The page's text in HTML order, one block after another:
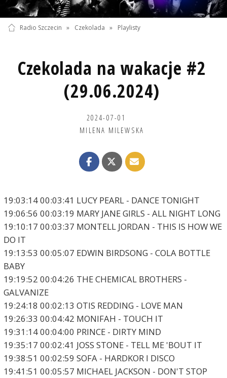
Radio Szczecin » Czekolada » Playlisty
Czekolada na wakacje #2
(29.06.2024)
2024-07-01
MILENA MILEWSKA
19:03:14 00:03:41 LUCY PEARL - DANCE TONIGHT
19:06:56 00:03:19 MARY JANE GIRLS - ALL NIGHT LONG
19:10:17 00:03:37 MONTELL JORDAN - THIS IS HOW WE
DO IT
19:13:53 00:05:07 EDWIN BIRDSONG - COLA BOTTLE
BABY
19:19:52 00:04:26 THE CHEMICAL BROTHERS -
GALVANIZE
19:24:18 00:02:13 OTIS REDDING - LOVE MAN
19:26:33 00:04:42 MONIFAH - TOUCH IT
19:31:14 00:04:00 PRINCE - DIRTY MIND
19:35:17 00:02:41 JOSS STONE - TELL ME 'BOUT IT
19:38:51 00:02:59 SOFA - HARDKOR I DISCO
19:41:51 00:05:57 MICHAEL JACKSON - DON'T STOP